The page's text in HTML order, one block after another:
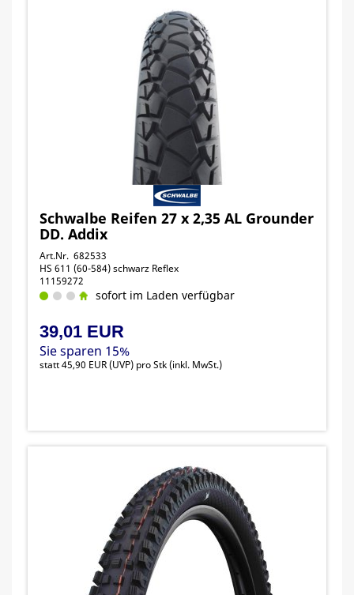
Schwalbe Reifen 27 x 2,35 AL Grounder
DD. Addix
Art.Nr. 682533
HS 611 (60-584) schwarz Reflex
11159272
sofort im Laden verfügbar
39,01 EUR
Sie sparen 15%
statt45,90 EUR(UVP) pro Stk (inkl. MwSt.)